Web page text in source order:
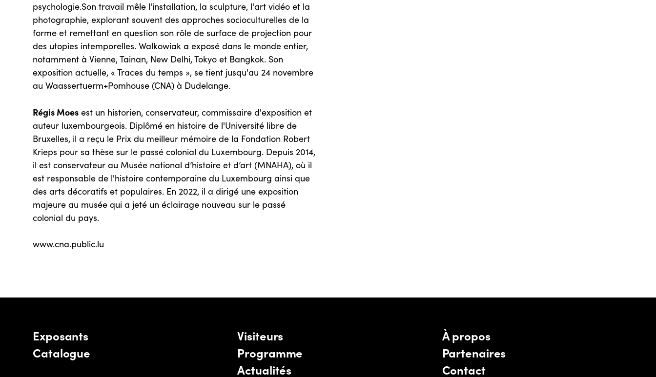
psychologie.Son travail mêle l'installation, la sculpture, l'art vidéo et la
photographie, explorant souvent des approches socioculturelles de la
forme et remettant en question son rôle de surface de projection pour
des utopies intemporelles. Walkowiak a exposé dans le monde entier,
notamment à Vienne, Tainan, New Delhi, Tokyo et Bangkok. Son
exposition actuelle, « Traces du temps », se tient jusqu'au 24 novembre
au Waassertuerm+Pomhouse (CNA) à Dudelange.
Régis Moes est un historien, conservateur, commissaire d'exposition et
auteur luxembourgeois. Diplômé en histoire de l'Université libre de
Bruxelles, il a reçu le Prix du meilleur mémoire de la Fondation Robert
Krieps pour sa thèse sur le passé colonial du Luxembourg. Depuis 2014,
il est conservateur au Musée national d’histoire et d’art (MNAHA), où il
est responsable de l'histoire contemporaine du Luxembourg ainsi que
des arts décoratifs et populaires. En 2022, il a dirigé une exposition
majeure au musée qui a jeté un éclairage nouveau sur le passé
colonial du pays.
www.cna.public.lu
Exposants
Catalogue
Visiteurs
Programme
Actualités
À propos
Partenaires
Contact